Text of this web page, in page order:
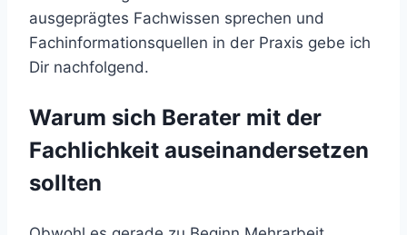
ausgeprägtes Fachwissen sprechen und
Fachinformationsquellen in der Praxis gebe ich
Dir nachfolgend.
Warum sich Berater mit der
Fachlichkeit auseinandersetzen
sollten